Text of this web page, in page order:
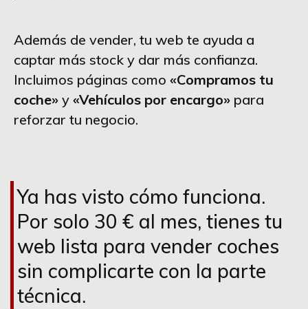
Además de vender, tu web te ayuda a
captar más stock y dar más confianza.
Incluimos páginas como «Compramos tu
coche» y «Vehículos por encargo» para
reforzar tu negocio.
Ya has visto cómo funciona.
Por solo 30 € al mes, tienes tu
web lista para vender coches
sin complicarte con la parte
técnica.